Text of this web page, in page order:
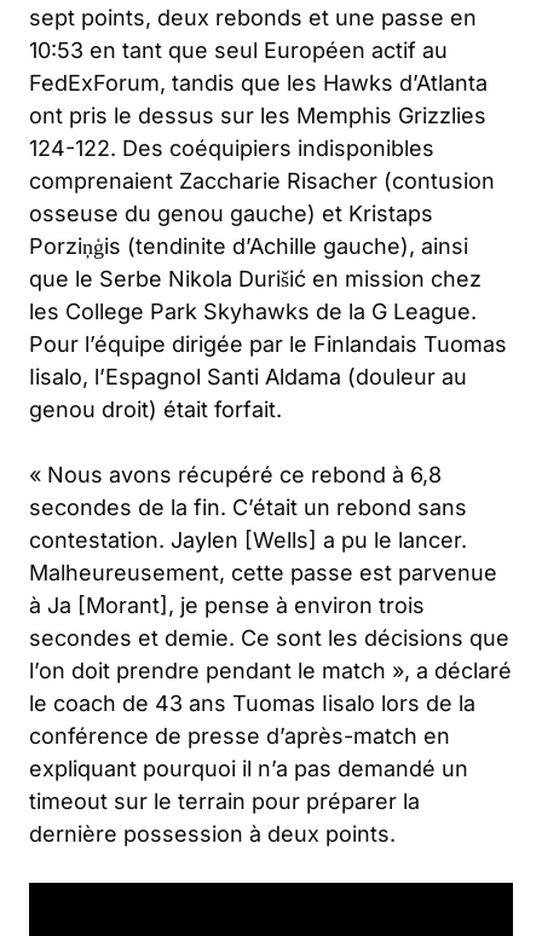
sept points, deux rebonds et une passe en
10:53 en tant que seul Européen actif au
FedExForum, tandis que les Hawks d’Atlanta
ont pris le dessus sur les Memphis Grizzlies
124-122. Des coéquipiers indisponibles
comprenaient Zaccharie Risacher (contusion
osseuse du genou gauche) et Kristaps
Porziņģis (tendinite d’Achille gauche), ainsi
que le Serbe Nikola Durišić en mission chez
les College Park Skyhawks de la G League.
Pour l’équipe dirigée par le Finlandais Tuomas
Iisalo, l’Espagnol Santi Aldama (douleur au
genou droit) était forfait.
« Nous avons récupéré ce rebond à 6,8
secondes de la fin. C’était un rebond sans
contestation. Jaylen [Wells] a pu le lancer.
Malheureusement, cette passe est parvenue
à Ja [Morant] , je pense à environ trois
secondes et demie. Ce sont les décisions que
l’on doit prendre pendant le match », a déclaré
le coach de 43 ans Tuomas Iisalo lors de la
conférence de presse d’après-match en
expliquant pourquoi il n’a pas demandé un
timeout sur le terrain pour préparer la
dernière possession à deux points.